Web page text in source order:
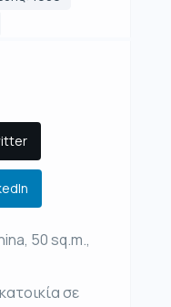
50 sq.m.,
σε